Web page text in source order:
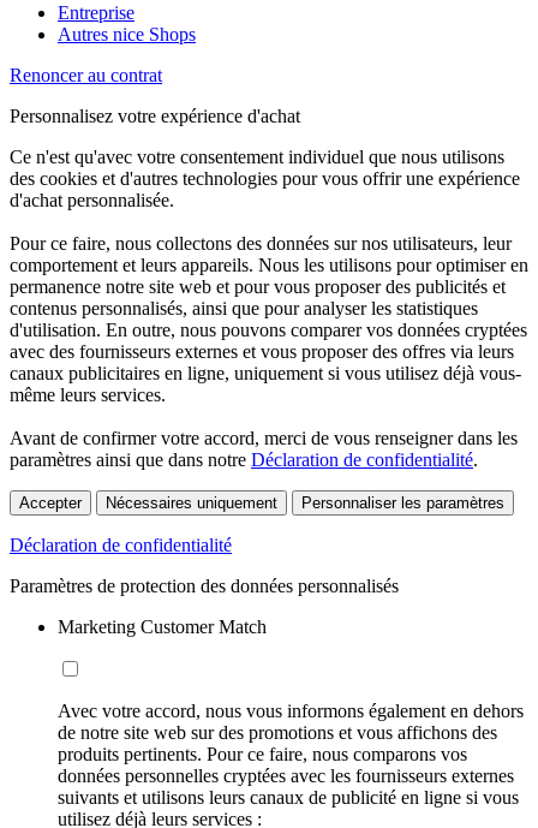
Entreprise
Autres nice Shops
Renoncer au contrat
Personnalisez votre expérience d'achat
Ce n'est qu'avec votre consentement individuel que nous utilisons
des cookies et d'autres technologies pour vous offrir une expérience
d'achat personnalisée.
Pour ce faire, nous collectons des données sur nos utilisateurs, leur
comportement et leurs appareils. Nous les utilisons pour optimiser en
permanence notre site web et pour vous proposer des publicités et
contenus personnalisés, ainsi que pour analyser les statistiques
d'utilisation. En outre, nous pouvons comparer vos données cryptées
avec des fournisseurs externes et vous proposer des offres via leurs
canaux publicitaires en ligne, uniquement si vous utilisez déjà vous-
même leurs services.
Avant de confirmer votre accord, merci de vous renseigner dans les
paramètres ainsi que dans notre Déclaration de confidentialité.
Accepter Nécessaires uniquement Personnaliser les paramètres
Déclaration de confidentialité
Paramètres de protection des données personnalisés
Marketing Customer Match
Avec votre accord, nous vous informons également en dehors
de notre site web sur des promotions et vous affichons des
produits pertinents. Pour ce faire, nous comparons vos
données personnelles cryptées avec les fournisseurs externes
suivants et utilisons leurs canaux de publicité en ligne si vous
utilisez déjà leurs services :